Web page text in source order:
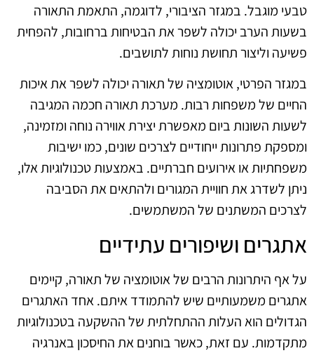
טבעי מוגבל. במגזר הציבורי, לדוגמה, התאמת התאורה
בשעות הערב יכולה לשפר את הבטיחות ברחובות, להפחית
פשיעה וליצור תחושת נוחות לתושבים.
במגזר הפרטי, אוטומציה של תאורה יכולה לשפר את איכות
החיים של משפחות רבות. מערכת תאורה חכמה המגיבה
לשעות השונות ביום מאפשרת יצירת אווירה נוחה ומזמינה,
ומספקת פתרונות ייחודיים לצרכים שונים, כמו ישיבות
משפחתיות או אירועים חברתיים. באמצעות טכנולוגיות אלו,
ניתן לשדרג את חוויית המגורים ולהתאים את הסביבה
לצרכים המשתנים של המשתמשים.
אתגרים ושיפורים עתידיים
על אף היתרונות הרבים של אוטומציה של תאורה, קיימים
אתגרים משמעותיים שיש להתמודד איתם. אחד האתגרים
הגדולים הוא העלות ההתחלתית של ההשקעה בטכנולוגיות
מתקדמות. עם זאת, כאשר בוחנים את החיסכון באנרגיה